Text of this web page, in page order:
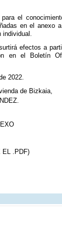
el
en el anexo
individual.
efectos a
en el Boletín
2022.
de Bizkaia,
EL .PDF)